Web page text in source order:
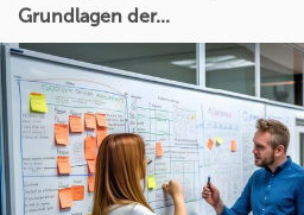
Grundlagen der...